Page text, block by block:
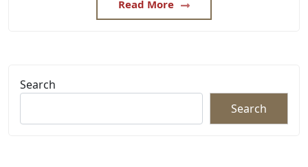
Read More
Search
Search